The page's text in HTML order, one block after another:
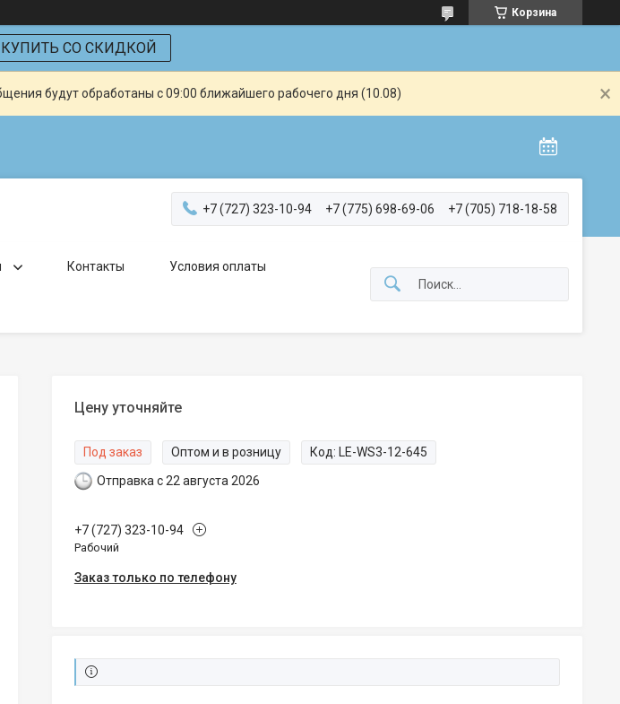
Корзина
КУПИТЬ СО СКИДКОЙ
будут обработаны с 09:00 ближайшего рабочего дня (10.08)
+7 (727) 323-10-94 +7 (775) 698-69-06 +7 (705) 718-18-58
Контакты Условия оплаты
Цену уточняйте
Под заказ Оптом и в розницу Код: LE-WS3-12-645
Отправка с 22 августа 2026
+7 (727) 323-10-94
Рабочий
Заказ только по телефону